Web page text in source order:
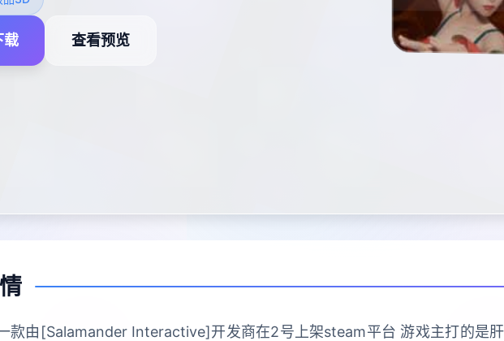
载 查看预览
款由[Salamander Interactive]开发商在2号上架steam平台 游戏主打的是